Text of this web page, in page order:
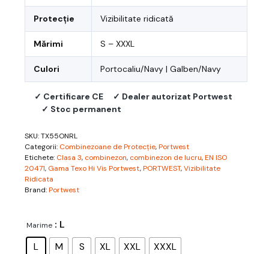
Protecție Vizibilitate ridicată
Mărimi S – XXXL
Culori Portocaliu/Navy | Galben/Navy
✓ Certificare CE
✓ Dealer autorizat Portwest
✓ Stoc permanent
SKU:TX55ONRL
Categorii: Combinezoane de Protecție,Portwest
Etichete: Clasa 3, combinezon, combinezon de lucru,EN ISO
20471, Gama Texo Hi Vis Portwest,PORTWEST,Vizibilitate
Ridicata
Brand:Portwest
Marime : L
L
M S XL XXL XXXL